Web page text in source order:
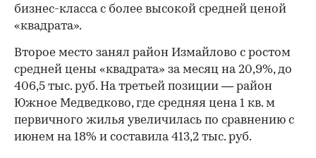
бизнес-класса с более высокой средней ценой
«квадрата».
Второе место занял район Измайлово с ростом
средней цены «квадрата» за месяц на 20,9%, до
406,5 тыс. руб. На третьей позиции — район
Южное Медведково, где средняя цена 1 кв. м
первичного жилья увеличилась по сравнению с
июнем на 18% и составила 413,2 тыс. руб.